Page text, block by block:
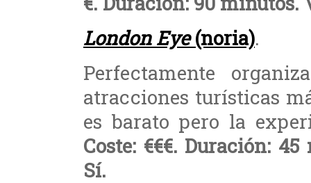
London Eye(noria).
Perfectamente
atracciones turísticas
es barato pero la
Coste: €€€. Duración:
Sí.